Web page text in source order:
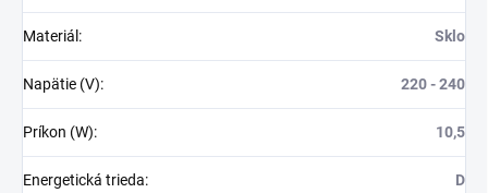
Materiál : Sklo
Napätie (V): 220 - 240
Príkon (W): 10,5
Energetická trieda: D